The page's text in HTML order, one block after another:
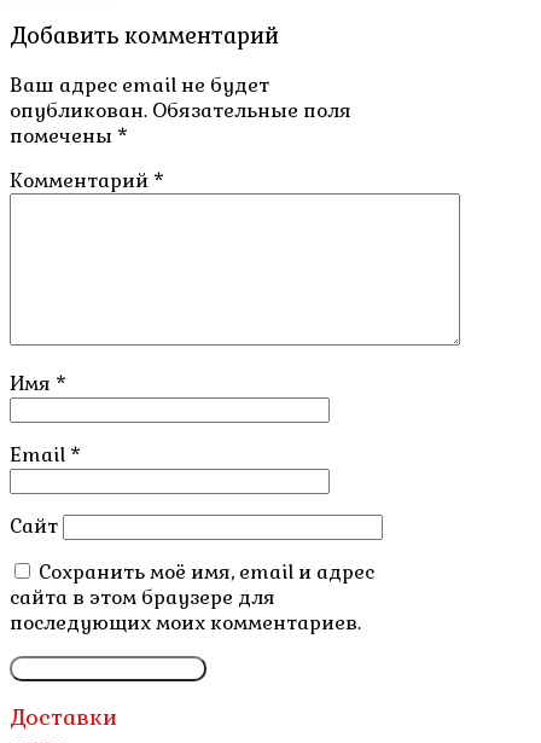
Добавить комментарий
Ваш адрес email не будет
опубликован. Обязательные поля
помечены *
Комментарий *
Имя *
Email *
Сайт
Сохранить моё имя, email и адрес
сайта в этом браузере для
последующих моих комментариев.
Доставки